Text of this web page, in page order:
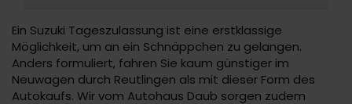
Ein Suzuki Tageszulassung ist eine erstklassige
Möglichkeit, um an ein Schnäppchen zu gelangen.
Anders formuliert, fahren Sie kaum günstiger im
Neuwagen durch Reutlingen als mit dieser Form des
Autokaufs. Wir vom Autohaus Daub sorgen zudem